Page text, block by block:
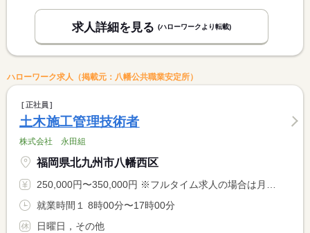
求人詳細を見る (ハローワークより転載)
ハローワーク求人（掲載元：八幡公共職業安定所）
正社員
土木施工管理技術者
株式会社 永田組
福岡県北九州市八幡西区
250,000円〜350,000円 ※フルタイム求人の場合は月額（換算額）、パート求人の場合は時間額を表示しています。
就業時間１ 8時00分〜17時00分
日曜日，その他